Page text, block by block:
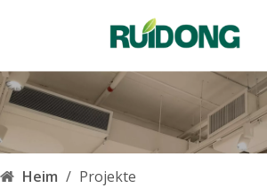
Heim / Projekte